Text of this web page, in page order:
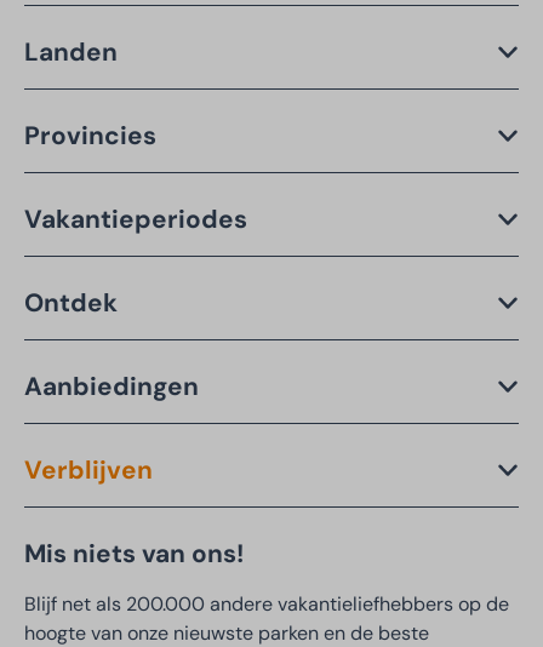
Landen
Provincies
Vakantieperiodes
Ontdek
Aanbiedingen
Verblijven
Mis niets van ons!
Blijf net als 200.000 andere vakantieliefhebbers op de
hoogte van onze nieuwste parken en de beste